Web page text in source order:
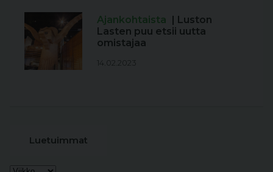
Ajankohtaista | Luston
Lasten puu etsii uutta
omistajaa
14.02.2023
Luetuimmat